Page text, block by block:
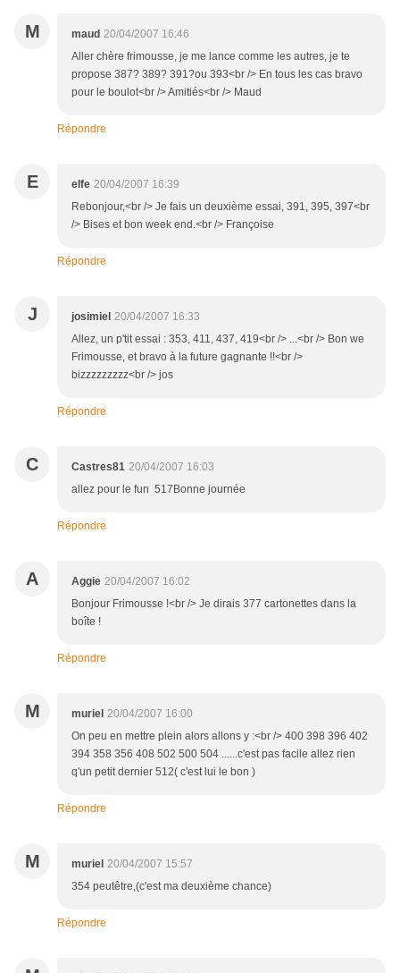
M maud 20/04/2007 16:46
Aller chère frimousse, je me lance comme les autres, je te
propose 387? 389? 391?ou 393<br /> En tous les cas bravo
pour le boulot<br /> Amitiés<br /> Maud
Répondre
E elfe 20/04/2007 16:39
Rebonjour,<br /> Je fais un deuxième essai, 391, 395, 397<br
/> Bises et bon week end.<br /> Françoise
Répondre
J josimiel 20/04/2007 16:33
Allez, un p'tit essai : 353, 411, 437, 419<br /> ...<br /> Bon we
Frimousse, et bravo à la future gagnante !!<br />
bizzzzzzzzz<br /> jos
Répondre
C Castres81 20/04/2007 16:03
allez pour le fun 517Bonne journée
Répondre
A Aggie 20/04/2007 16:02
Bonjour Frimousse !<br /> Je dirais 377 cartonettes dans la
boîte !
Répondre
M muriel 20/04/2007 16:00
On peu en mettre plein alors allons y :<br /> 400 398 396 402
394 358 356 408 502 500 504 ......c'est pas facile allez rien
q'un petit dernier 512( c'est lui le bon )
Répondre
M muriel 20/04/2007 15:57
354 peutêtre,(c'est ma deuxième chance)
Répondre